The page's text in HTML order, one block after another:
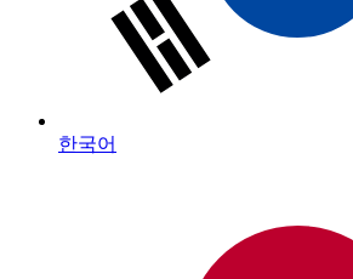
한국어